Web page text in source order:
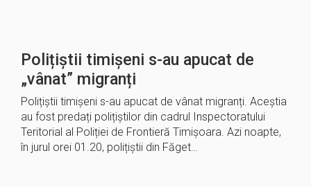
Polițiștii timișeni s-au apucat de
„vânat” migranți
Polițiștii timișeni s-au apucat de vânat migranți. Aceștia
au fost predați polițiștilor din cadrul Inspectoratului
Teritorial al Poliției de Frontieră Timișoara. Azi noapte,
în jurul orei 01.20, polițiștii din Făget…